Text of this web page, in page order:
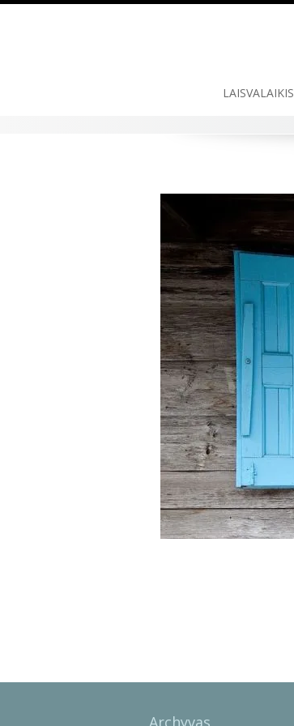
LAISVALAIKIS
Navigation
Archyvas